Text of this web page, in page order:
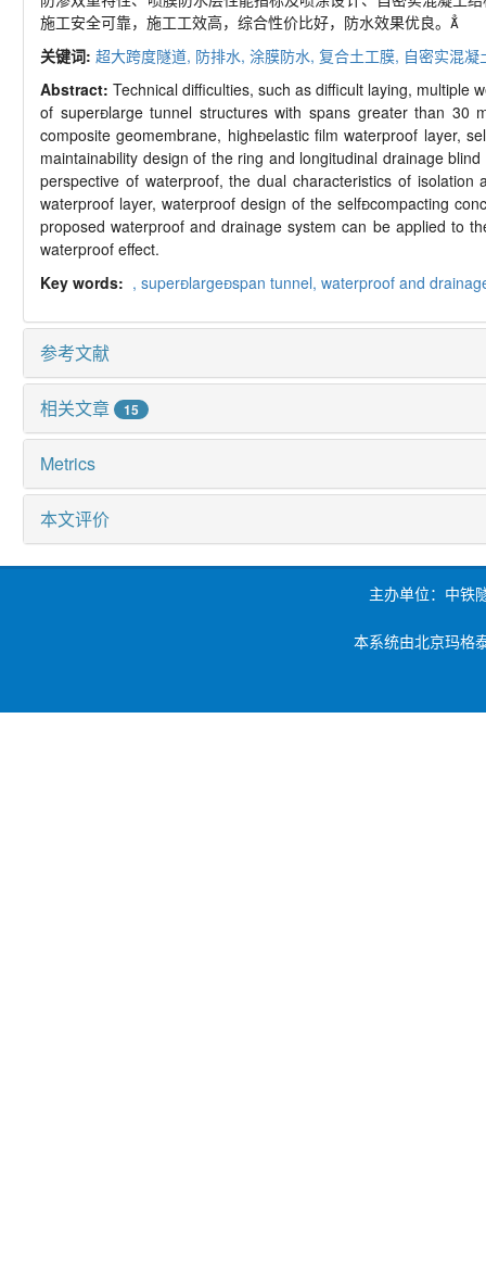
施工安全可靠，施工工效高，综合性价比好，防水效果优良。
关键词: 超大跨度隧道, 防排水, 涂膜防水, 复合土工膜, 自密实混凝
Abstract:Technical difficulties, such as difficult laying, multiple
of superlarge tunnel structures with spans greater than 30
composite geomembrane, highelastic film waterproof layer,
maintainability design of the ring and longitudinal drainage
perspective of waterproof, the dual characteristics of isolation
waterproof layer, waterproof design of the selfcompacting
proposed waterproof and drainage system can be applied to
waterproof effect.
Key words: , superlargespan tunnel, waterproof and
参考文献
相关文章 15
Metrics
本文评价
主办单位：中铁
本系统由北京玛格